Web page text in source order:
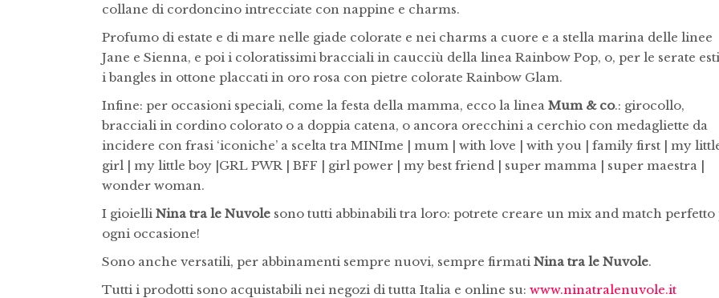
collane di cordoncino intrecciate con nappine e charms.
Profumo di estate e di mare nelle giade colorate e nei charms a cuore e a stella marina delle linee
Jane e Sienna, e poi i coloratissimi bracciali in caucciù della linea Rainbow Pop, o, per le serate
i bangles in ottone placcati in oro rosa con pietre colorate Rainbow Glam.
Infine: per occasioni speciali, come la festa della mamma, ecco la linea Mum & co.: girocollo,
bracciali in cordino colorato o a doppia catena, o ancora orecchini a cerchio con medagliette da
incidere con frasi ‘iconiche’ a scelta tra MINIme | mum | with love | with you | family first | my
girl | my little boy |GRL PWR | BFF | girl power | my best friend | super mamma | super maestra |
wonder woman.
I gioielli Nina tra le Nuvole sono tutti abbinabili tra loro: potrete creare un mix and match perfetto
ogni occasione!
Sono anche versatili, per abbinamenti sempre nuovi, sempre firmati Nina tra le Nuvole.
Tutti i prodotti sono acquistabili nei negozi di tutta Italia e online su: www.ninatralenuvole.it